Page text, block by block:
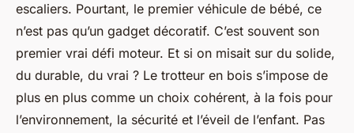
escaliers. Pourtant, le premier véhicule de bébé, ce
n’est pas qu’un gadget décoratif. C’est souvent son
premier vrai défi moteur. Et si on misait sur du solide,
du durable, du vrai ? Le trotteur en bois s’impose de
plus en plus comme un choix cohérent, à la fois pour
l’environnement, la sécurité et l’éveil de l’enfant. Pas